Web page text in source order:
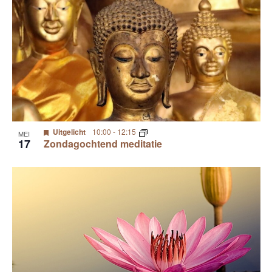
MEI
17 Zondagochtend meditatie
Uitgelicht 10:00 - 12:15